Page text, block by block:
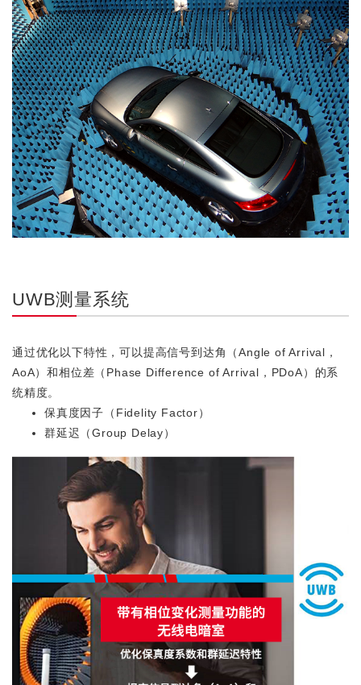
UWB测量系统
通过优化以下特性，可以提高信号到达角（Angle of Arrival，
AoA）和相位差（Phase Difference of Arrival，PDoA）的系
统精度。
保真度因子（Fidelity Factor）
群延迟（Group Delay）